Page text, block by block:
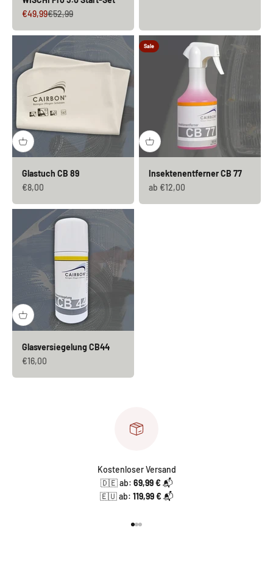
Angebot
€49,99Regulärer Preis
€52,99
Glastuch CB 89
Angebot
€8,00
Sale
Insektenentferner CB 77
Angebot
ab €12,00
Glasversiegelung CB44
Angebot
€16,00
Kostenloser Versand
🇩🇪 ab: 69,99 €📬
🇪🇺 ab: 119,99 €📬